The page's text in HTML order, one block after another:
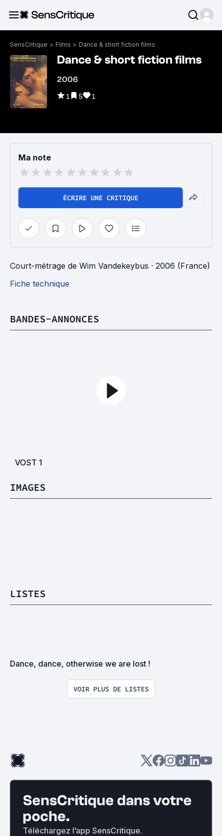
SensCritique > Films > Dance & short fiction films
Dance & short fiction films
2006
1 5 1
Ma note
ÉCRIRE UNE CRITIQUE
Court-métrage de Wim Vandekeybus · 2006 (France)
Fiche technique
BANDES-ANNONCES
VOST 1
IMAGES
LISTES
Dance, dance, otherwise we are lost !
VOIR PLUS DE LISTES
SensCritique dans votre
poche.
Téléchargez l’app SensCritique.